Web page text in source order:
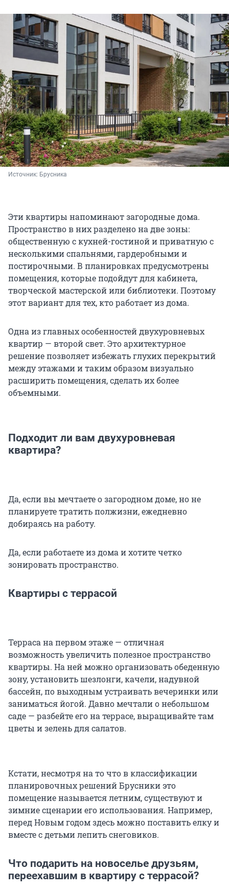
Источник: Брусника
Эти квартиры напоминают загородные дома.
Пространство в них разделено на две зоны:
общественную с кухней-гостиной и приватную с
несколькими спальнями, гардеробными и
постирочными. В планировках предусмотрены
помещения, которые подойдут для кабинета,
творческой мастерской или библиотеки. Поэтому
этот вариант для тех, кто работает из дома.
Одна из главных особенностей двухуровневых
квартир — второй свет. Это архитектурное
решение позволяет избежать глухих перекрытий
между этажами и таким образом визуально
расширить помещения, сделать их более
объемными.
Подходит ли вам двухуровневая
квартира?
Да, если вы мечтаете о загородном доме, но не
планируете тратить полжизни, ежедневно
добираясь на работу.
Да, если работаете из дома и хотите четко
зонировать пространство.
Квартиры с террасой
Терраса на первом этаже — отличная
возможность увеличить полезное пространство
квартиры. На ней можно организовать обеденную
зону, установить шезлонги, качели, надувной
бассейн, по выходным устраивать вечеринки или
заниматься йогой. Давно мечтали о небольшом
саде — разбейте его на террасе, выращивайте там
цветы и зелень для салатов.
Кстати, несмотря на то что в классификации
планировочных решений Брусники это
помещение называется летним, существуют и
зимние сценарии его использования. Например,
перед Новым годом здесь можно поставить елку и
вместе с детьми лепить снеговиков.
Что подарить на новоселье друзьям,
переехавшим в квартиру с террасой?